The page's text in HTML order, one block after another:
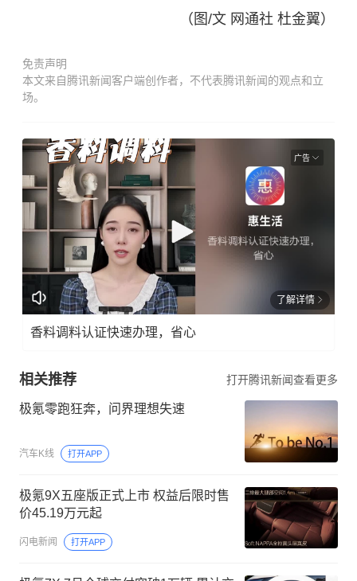
（图/文 网通社 杜金翼）
免责声明
本文来自腾讯新闻客户端创作者，不代表腾讯新闻的观点和立
场。
广告
了解详情
香料调料认证快速办理，省心
相关推荐 打开腾讯新闻查看更多
极氪零跑狂奔，问界理想失速
汽车K线 打开APP
极氪9X五座版正式上市 权益后限时售
价45.19万元起
闪电新闻 打开APP